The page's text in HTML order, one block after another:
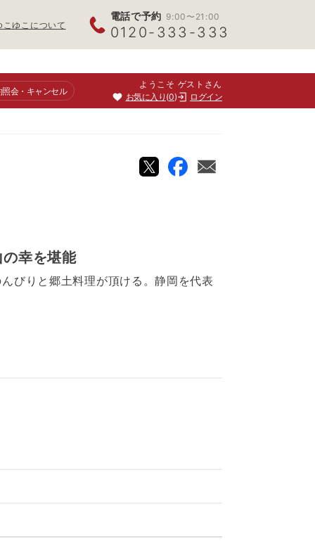
こゆこについて
電話で予約 9:00〜21:00
0120-333-333
照会・キャンセル
ようこそ ゲストさん
お気に入り 0 ログイン
幸を堪能
びりと郷土料理が頂ける。静岡を代表